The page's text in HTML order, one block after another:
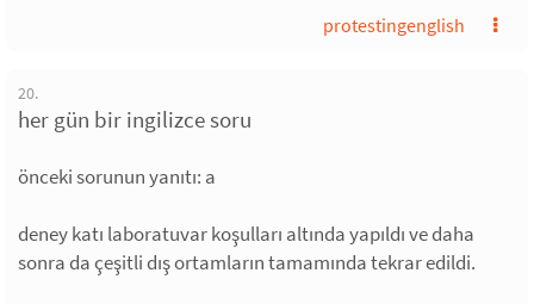
protestingenglish
20.
her gün bir ingilizce soru
önceki sorunun yanıtı: a
deney katı laboratuvar koşulları altında yapıldı ve daha
sonra da çeşitli dış ortamların tamamında tekrar edildi.